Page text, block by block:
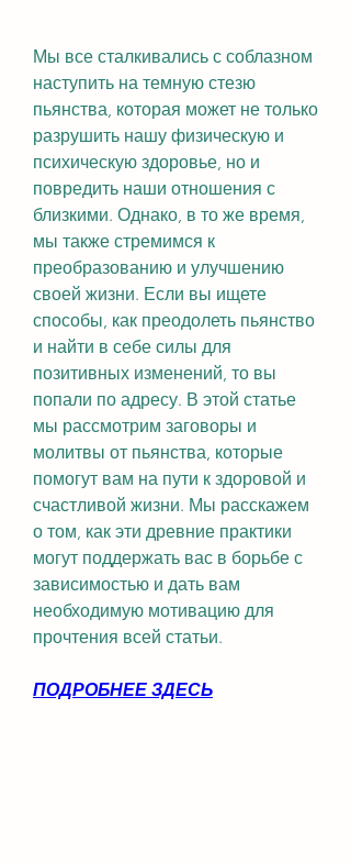
Мы все сталкивались с соблазном
наступить на темную стезю
пьянства, которая может не только
разрушить нашу физическую и
психическую здоровье, но и
повредить наши отношения с
близкими. Однако, в то же время,
мы также стремимся к
преобразованию и улучшению
своей жизни. Если вы ищете
способы, как преодолеть пьянство
и найти в себе силы для
позитивных изменений, то вы
попали по адресу. В этой статье
мы рассмотрим заговоры и
молитвы от пьянства, которые
помогут вам на пути к здоровой и
счастливой жизни. Мы расскажем
о том, как эти древние практики
могут поддержать вас в борьбе с
зависимостью и дать вам
необходимую мотивацию для
прочтения всей статьи.
ПОДРОБНЕЕ ЗДЕСЬ